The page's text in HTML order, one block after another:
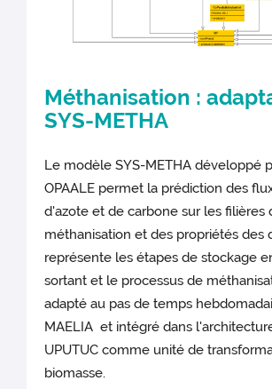
Méthanisation :
SYS-METHA
Le modèle SYS-METHA développé
OPAALE permet la prédiction des
d'azote et de carbone sur les filières
méthanisation et des propriétés des
représente les étapes de stockage
sortant et le processus de
adapté au pas de temps
MAELIA et intégré dans
UPUTUC comme unité de
biomasse.